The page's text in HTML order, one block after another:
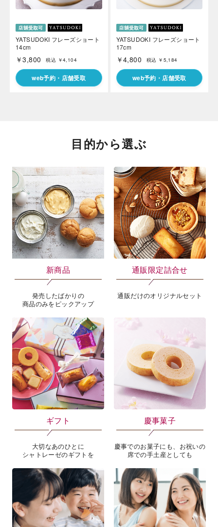
YATSUDOKI フレーズショート
14cm
￥3,800 税込 ￥4,104
web予約・店舗受取
YATSUDOKI フレーズショート
17cm
￥4,800 税込 ￥5,184
web予約・店舗受取
目的から選ぶ
新商品
発売したばかりの
商品のみをピックアップ
通販限定詰合せ
通販だけのオリジナルセット
ギフト
大切なあのひとに
シャトレーゼのギフトを
慶事菓子
慶事でのお菓子にも、お祝いの
席での手土産としても
やつ時」という意味を込
。雄大な八ヶ岳山麓の自
れる、こだわりのスイー
さい。
海外 Overseas shops
Indonesia
Singapore
Malaysia
Hong Kong
Thailand
Vietnam